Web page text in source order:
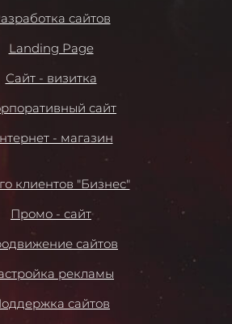
сайтов
Landing Page
Сайт - визитка
сайт
- магазин
клиентов "Бизнес"
Промо - сайт
сайтов
рекламы
сайтов